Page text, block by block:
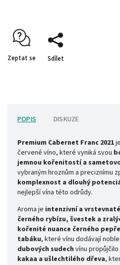
Zeptat se Sdílet
POPIS DISKUZE
Premium Cabernet Franc 2021
červené víno, které vyniká svou
jemnou kořenitostí a
vybraným hroznům a preciznímu
komplexnost a dlouhý
nejlepší vína této odrůdy.
Aroma je intenzivní a vrstevnaté
černého rybízu, švestek a
kořenité nuance černého
tabáku, které vínu dodávají
dubových sudech vínu
kakaa a ušlechtilého dřeva,